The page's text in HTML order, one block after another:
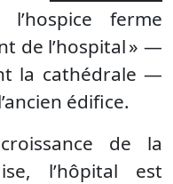
ferme
de l’hospital » —
la cathédrale —
édifice.
de la
l’hôpital est